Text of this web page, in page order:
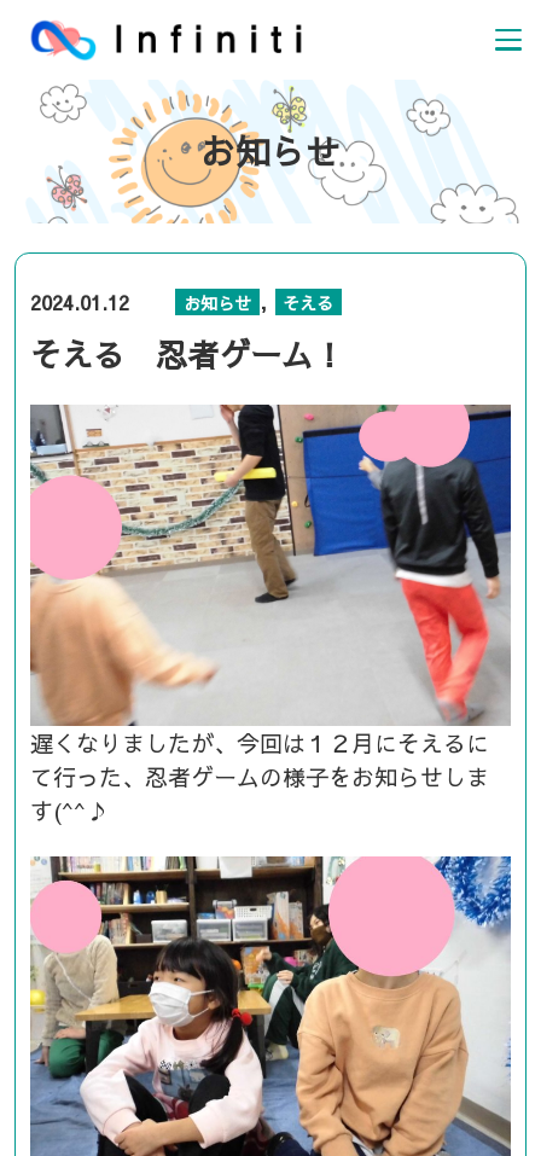
お知らせ
2024.01.12 お知らせ , そえる
そえる 忍者ゲーム！
遅くなりましたが、今回は１２月にそえるに
て行った、忍者ゲームの様子をお知らせしま
す(^^♪